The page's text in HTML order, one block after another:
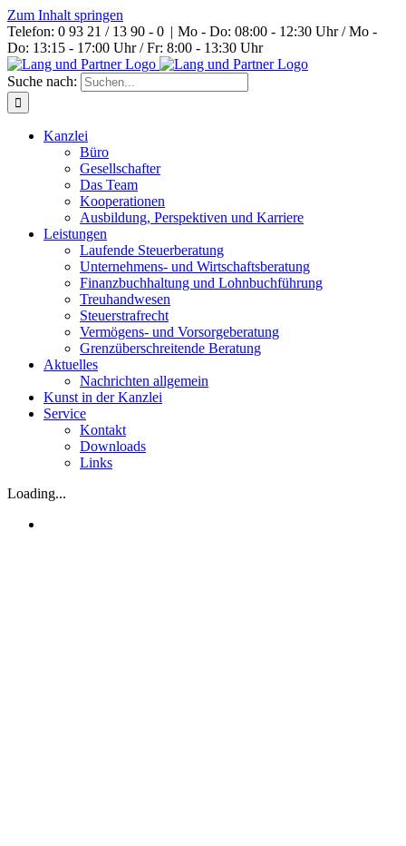
Zum Inhalt springen
Telefon: 0 93 21 / 13 90 - 0 | Mo - Do: 08:00 - 12:30 Uhr / Mo -
Do: 13:15 - 17:00 Uhr / Fr: 8:00 - 13:30 Uhr
Suche nach:
Kanzlei
Büro
Gesellschafter
Das Team
Kooperationen
Ausbildung, Perspektiven und Karriere
Leistungen
Laufende Steuerberatung
Unternehmens- und Wirtschaftsberatung
Finanzbuchhaltung und Lohnbuchführung
Treuhandwesen
Steuerstrafrecht
Vermögens- und Vorsorgeberatung
Grenzüberschreitende Beratung
Aktuelles
Nachrichten allgemein
Kunst in der Kanzlei
Service
Kontakt
Downloads
Links
Loading...